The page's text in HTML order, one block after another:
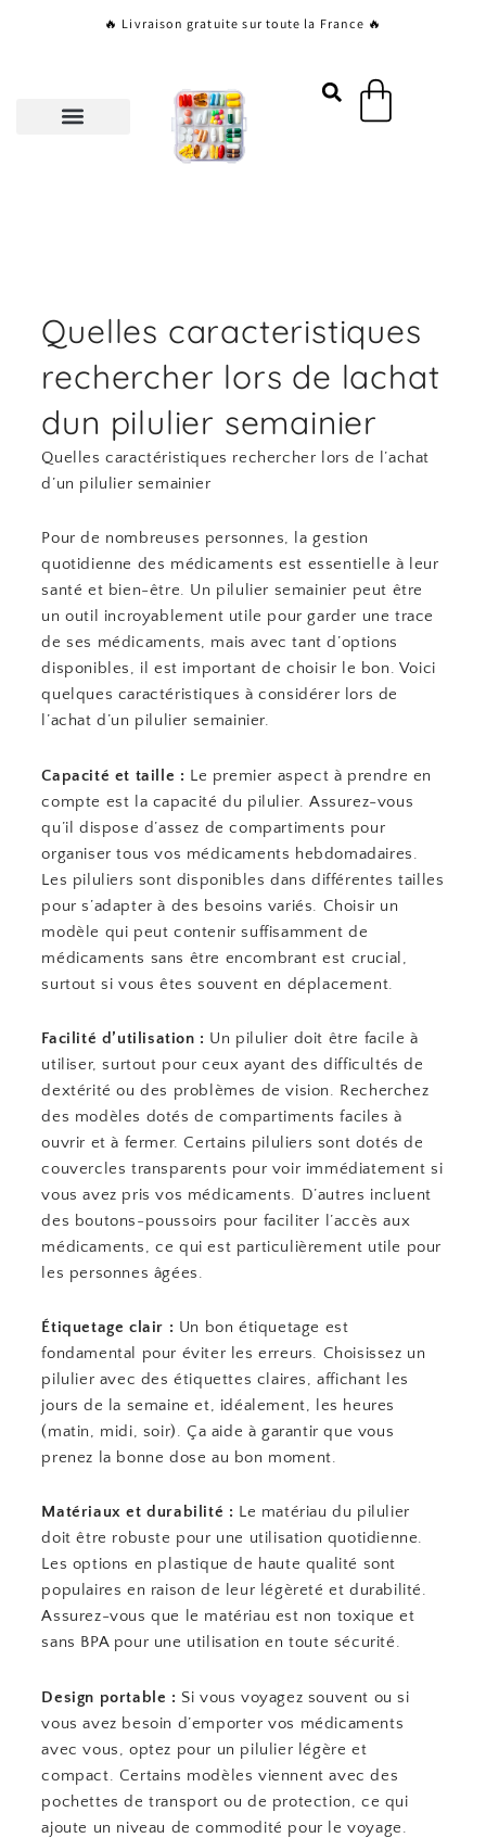
🔥 Livraison gratuite sur toute la France 🔥
Panier
Quelles caracteristiques
rechercher lors de lachat
dun pilulier semainier
Quelles caractéristiques rechercher lors de l’achat
d’un pilulier semainier
Pour de nombreuses personnes, la gestion
quotidienne des médicaments est essentielle à leur
santé et bien-être. Un pilulier semainier peut être
un outil incroyablement utile pour garder une trace
de ses médicaments, mais avec tant d’options
disponibles, il est important de choisir le bon. Voici
quelques caractéristiques à considérer lors de
l’achat d’un pilulier semainier.
Capacité et taille : Le premier aspect à prendre en
compte est la capacité du pilulier. Assurez-vous
qu’il dispose d’assez de compartiments pour
organiser tous vos médicaments hebdomadaires.
Les piluliers sont disponibles dans différentes tailles
pour s’adapter à des besoins variés. Choisir un
modèle qui peut contenir suffisamment de
médicaments sans être encombrant est crucial,
surtout si vous êtes souvent en déplacement.
Facilité d’utilisation : Un pilulier doit être facile à
utiliser, surtout pour ceux ayant des difficultés de
dextérité ou des problèmes de vision. Recherchez
des modèles dotés de compartiments faciles à
ouvrir et à fermer. Certains piluliers sont dotés de
couvercles transparents pour voir immédiatement si
vous avez pris vos médicaments. D’autres incluent
des boutons-poussoirs pour faciliter l’accès aux
médicaments, ce qui est particulièrement utile pour
les personnes âgées.
Étiquetage clair : Un bon étiquetage est
fondamental pour éviter les erreurs. Choisissez un
pilulier avec des étiquettes claires, affichant les
jours de la semaine et, idéalement, les heures
(matin, midi, soir). Ça aide à garantir que vous
prenez la bonne dose au bon moment.
Matériaux et durabilité : Le matériau du pilulier
doit être robuste pour une utilisation quotidienne.
Les options en plastique de haute qualité sont
populaires en raison de leur légèreté et durabilité.
Assurez-vous que le matériau est non toxique et
sans BPA pour une utilisation en toute sécurité.
Design portable : Si vous voyagez souvent ou si
vous avez besoin d’emporter vos médicaments
avec vous, optez pour un pilulier légère et
compact. Certains modèles viennent avec des
pochettes de transport ou de protection, ce qui
ajoute un niveau de commodité pour le voyage.